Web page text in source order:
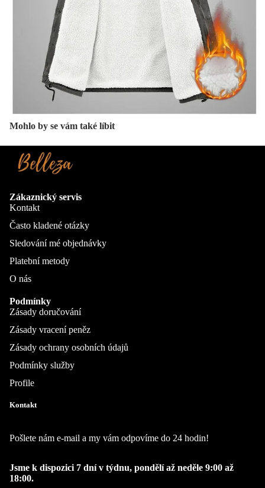
Mohlo by se vám také líbit
Zákaznický servis
Kontakt
Často kladené otázky
Sledování mé objednávky
Platební metody
O nás
Podmínky
Zásady doručování
Zásady vracení peněz
Zásady ochrany osobních údajů
Podmínky služby
Profile
Kontakt
Pošlete nám e-mail a my vám odpovíme do 24 hodin!
Jsme k dispozici 7 dní v týdnu, pondělí až neděle 9:00 až
18:00.